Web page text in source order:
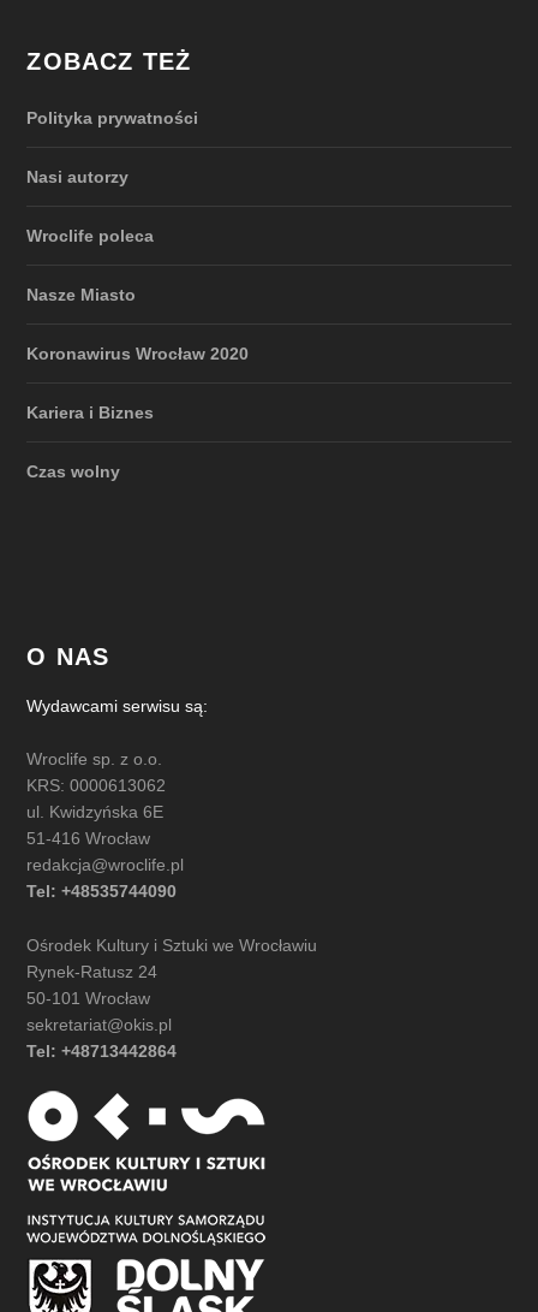
ZOBACZ TEŻ
Polityka prywatności
Nasi autorzy
Wroclife poleca
Nasze Miasto
Koronawirus Wrocław 2020
Kariera i Biznes
Czas wolny
O NAS
Wydawcami serwisu są:
Wroclife sp. z o.o.
KRS: 0000613062
ul. Kwidzyńska 6E
51-416 Wrocław
redakcja@wroclife.pl
Tel: +48535744090
Ośrodek Kultury i Sztuki we Wrocławiu
Rynek-Ratusz 24
50-101 Wrocław
sekretariat@okis.pl
Tel: +48713442864